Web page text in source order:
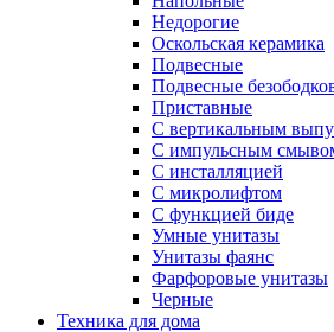
Недорогие
Оскольская керамика
Подвесные
Подвесные
Приставные
С вертикальным
С импульсным
С инсталляцией
С микролифтом
С функцией биде
Умные унитазы
Унитазы фаянс
Фарфоровые унитазы
Черные
Техника для дома